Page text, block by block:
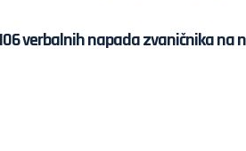
verbalnih napada zvaničnika na